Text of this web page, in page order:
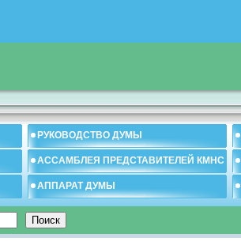
РУКОВОДСТВО ДУМЫ
АССАМБЛЕЯ ПРЕДСТАВИТЕЛЕЙ КМНС
АППАРАТ ДУМЫ